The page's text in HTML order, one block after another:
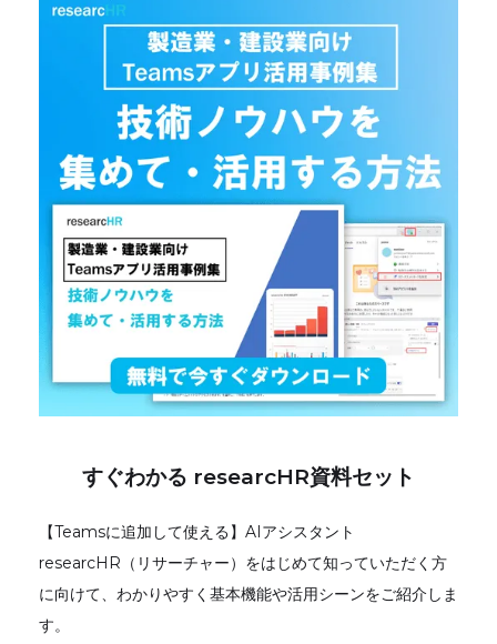
すぐわかる researcHR資料セット
【Teamsに追加して使える】AIアシスタント
researcHR（リサーチャー）をはじめて知っていただく方
に向けて、わかりやすく基本機能や活用シーンをご紹介しま
す。